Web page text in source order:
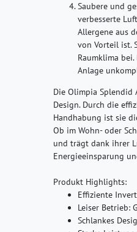
Saubere und
verbesserte
Allergene aus
von Vorteil ist.
Raumklima
Anlage
Die Olimpia Splendid
Design. Durch die
Handhabung ist sie
Ob im Wohn- oder
und trägt dank ihrer
Energieeinsparung
Produkt Highlights:
Effiziente
Leiser Betrieb:
Schlankes